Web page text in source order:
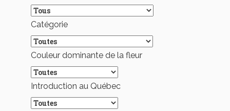
Catégorie
Couleur dominante de la fleur
Introduction au Québec